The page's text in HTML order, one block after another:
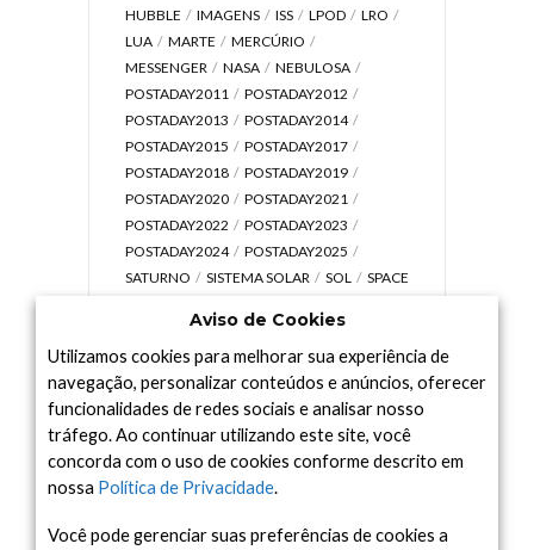
HUBBLE
IMAGENS ISS LPOD
LRO
LUA
MARTE
MERCÚRIO
MESSENGER
NASA
NEBULOSA
POSTADAY2011
POSTADAY2012
POSTADAY2013
POSTADAY2014
POSTADAY2015
POSTADAY2017
POSTADAY2018
POSTADAY2019
POSTADAY2020
POSTADAY2021
POSTADAY2022
POSTADAY2023
POSTADAY2024
POSTADAY2025
SATURNO
SISTEMA SOLAR SOL
SPACE
UNIVERSO
VÍDEO
Arquivo
Arquivo
Aviso de Cookies
Utilizamos cookies para melhorar sua experiência de
navegação, personalizar conteúdos e anúncios, oferecer
funcionalidades de redes sociais e analisar nosso
tráfego. Ao continuar utilizando este site, você
concorda com o uso de cookies conforme descrito em
nossa Política de Privacidade.
Você pode gerenciar suas preferências de cookies a